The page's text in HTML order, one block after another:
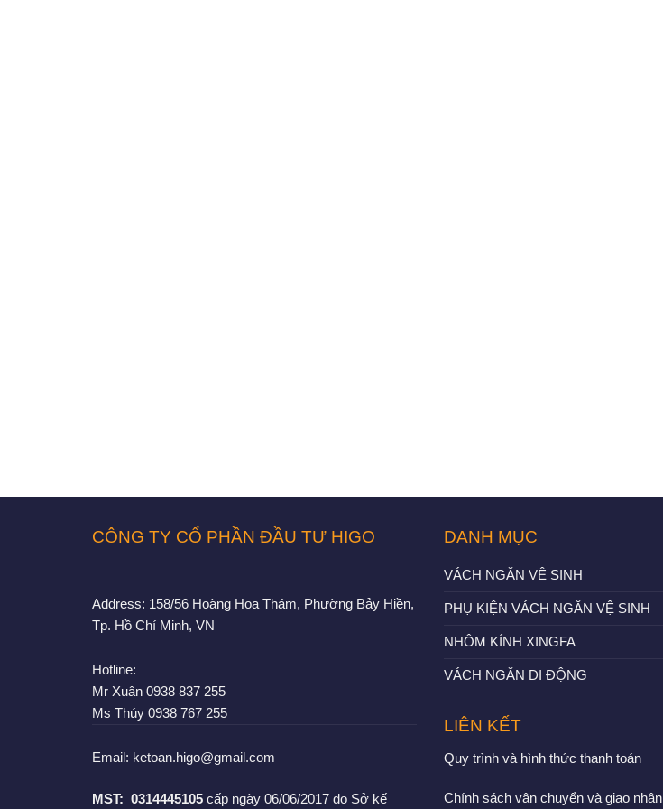
CÔNG TY CỔ PHẦN ĐẦU TƯ HIGO
Address: 158/56 Hoàng Hoa Thám, Phường Bảy Hiền,
Tp. Hồ Chí Minh, VN
Hotline:
Mr Xuân 0938 837 255
Ms Thúy 0938 767 255
Email: ketoan.higo@gmail.com
MST: 0314445105 cấp ngày 06/06/2017 do Sở kế
DANH MỤC
VÁCH NGĂN VỆ SINH
PHỤ KIỆN VÁCH NGĂN VỆ SINH
NHÔM KÍNH XINGFA
VÁCH NGĂN DI ĐỘNG
LIÊN KẾT
Quy trình và hình thức thanh toán
Chính sách vận chuyển và giao nhận